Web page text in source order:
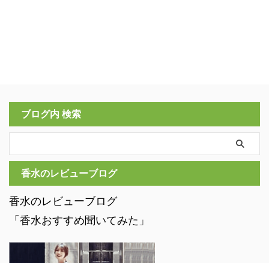
ブログ内 検索
香水のレビューブログ
香水のレビューブログ
「香水おすすめ聞いてみた」